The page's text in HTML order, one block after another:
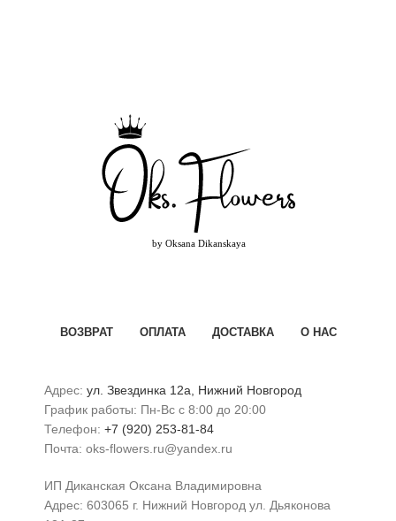
ВОЗВРАТ ОПЛАТА ДОСТАВКА О НАС
Адрес: ул. Звездинка 12а, Нижний Новгород
График работы: Пн-Вс с 8:00 до 20:00
Телефон: +7 (920) 253-81-84
Почта: oks-flowers.ru@yandex.ru
ИП Диканская Оксана Владимировна
Адрес: 603065 г. Нижний Новгород ул. Дьяконова